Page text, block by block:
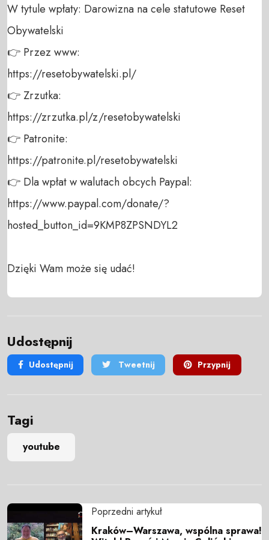
W tytule wpłaty: Darowizna na cele statutowe Reset
Obywatelski
👉 Przez www:
https://resetobywatelski.pl/
👉 Zrzutka:
https://zrzutka.pl/z/resetobywatelski
👉 Patronite:
https://patronite.pl/resetobywatelski
👉 Dla wpłat w walutach obcych Paypal:
https://www.paypal.com/donate/?
hosted_button_id=9KMP8ZPSNDYL2
Dzięki Wam może się udać!
Udostępnij
Udostępnij Tweetnij Przypnij
Tagi
youtube
Poprzedni artykuł
Kraków–Warszawa, wspólna sprawa!